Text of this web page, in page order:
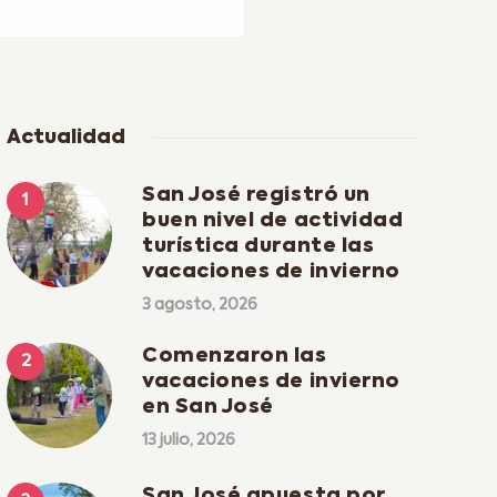
Actualidad
San José registró un
buen nivel de actividad
turística durante las
vacaciones de invierno
3 agosto, 2026
Comenzaron las
vacaciones de invierno
en San José
13 julio, 2026